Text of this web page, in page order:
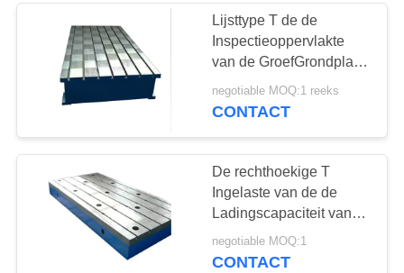
Lijsttype T de de
Inspectieoppervlakte
van de GroefGrondplaat
plateert Goede het
Malen Weerstand
negotiable MOQ:1 reeks
CONTACT
De rechthoekige T
Ingelaste van de de
Ladingscapaciteit van
de Vloerplaat Grote
Stabiele Prestaties
negotiable MOQ:1
CONTACT